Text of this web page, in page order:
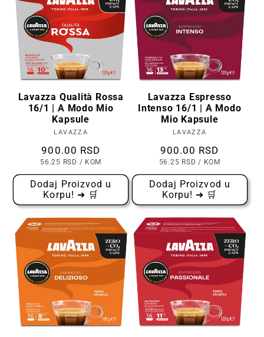
Lavazza Qualità Rossa
16/1 | A Modo Mio
Kapsule
Prodavac:
LAVAZZA
Cena
900.00 RSD
CENA
KOMADU
56.25 RSD / PO
KOM
Dodaj Proizvod u
Korpu! ➜ 🛒
Lavazza Espresso
Intenso 16/1 | A Modo
Mio Kapsule
Prodavac:
LAVAZZA
Cena
900.00 RSD
CENA
KOMADU
56.25 RSD / PO
KOM
Dodaj Proizvod u
Korpu! ➜ 🛒